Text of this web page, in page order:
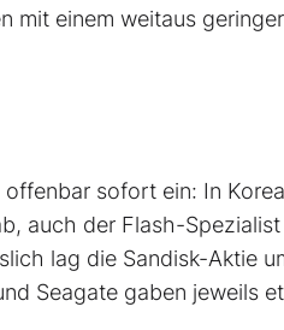
mit einem weitaus
sofort ein: In
auch der Flash-
lag die Sandisk-Aktie
Seagate gaben jeweils